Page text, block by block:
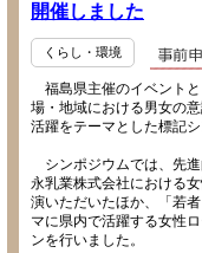
開催しました
くらし・環境
福島県主催のイベント
場・地域における男女の
活躍をテーマとした標記
シンポジウムでは、先
永乳業株式会社における
演いただいたほか、「若
マに県内で活躍する女性
ンを行いました。